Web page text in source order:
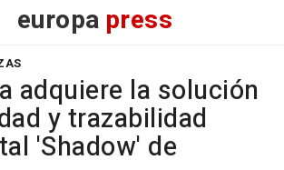
europa press
adquiere la solución
y trazabilidad
'Shadow' de